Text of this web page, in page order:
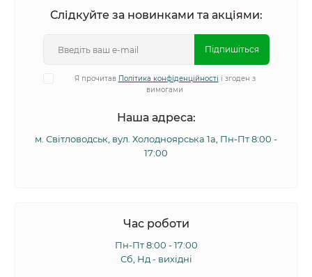
Слідкуйте за новинками та акціями:
Підпишіться
Я прочитав Політика конфіденційності і згоден з
вимогами
Наша адреса:
м. Світловодськ, вул. Холодноярська 1а, Пн-Пт 8:00 -
17:00
Час роботи
Пн-Пт 8:00 - 17:00
Сб, Нд - вихідні